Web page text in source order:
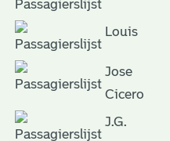
Louis
Jose
Cicero
J.G.